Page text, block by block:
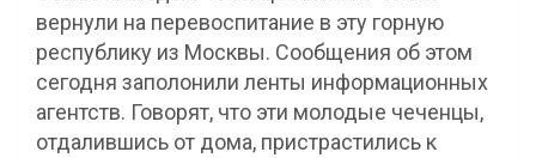
вернули на перевоспитание в эту горную
республику из Москвы. Сообщения об этом
сегодня заполонили ленты информационных
агентств. Говорят, что эти молодые чеченцы,
отдалившись от дома, пристрастились к